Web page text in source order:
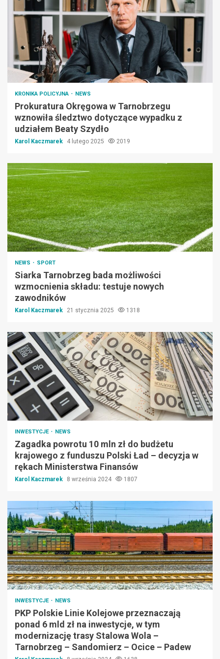
KRONIKA POLICYJNA NEWS
Prokuratura Okręgowa w Tarnobrzegu
wznowiła śledztwo dotyczące wypadku z
udziałem Beaty Szydło
Karol Kaczmarek 4 lutego 2025 2019
NEWS SPORT
Siarka Tarnobrzeg bada możliwości
wzmocnienia składu: testuje nowych
zawodników
Karol Kaczmarek 21 stycznia 2025 1318
INWESTYCJE NEWS
Zagadka powrotu 10 mln zł do budżetu
krajowego z funduszu Polski Ład – decyzja w
rękach Ministerstwa Finansów
Karol Kaczmarek 8 września 2024 1807
INWESTYCJE NEWS
PKP Polskie Linie Kolejowe przeznaczają
ponad 6 mld zł na inwestycje, w tym
modernizację trasy Stalowa Wola –
Tarnobrzeg – Sandomierz – Ocice – Padew